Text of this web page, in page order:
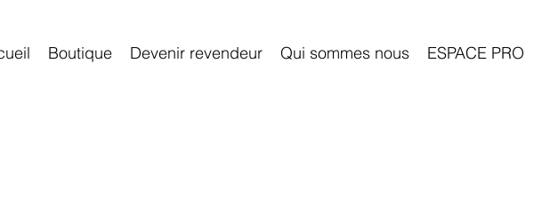
Boutique Devenir revendeur Qui sommes nous ESPACE PRO